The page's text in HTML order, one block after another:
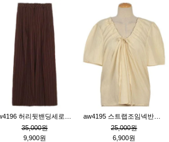
35,000원
9,900원
25,000원
6,900원